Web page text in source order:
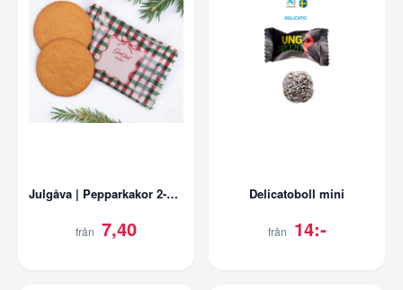
Julgåva | Pepparkakor 2-pack | Flowpack
från 7,40
Delicatoboll mini
från 14:-